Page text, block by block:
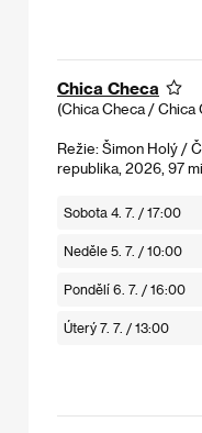
Chica Checa
(Chica Checa / Chica
Režie: Šimon Holý /
republika, 2026, 97
Sobota 4. 7. / 17:00
Neděle 5. 7. / 10:00
Pondělí 6. 7. / 16:00
Úterý 7. 7. / 13:00